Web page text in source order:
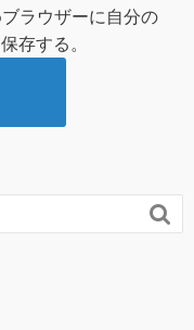
ラウザーに自分の
存する。
